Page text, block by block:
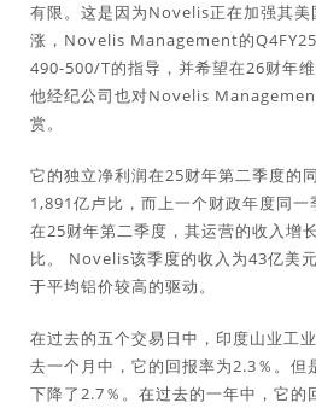
有限。这是因为Novelis正在加强其美
涨，Novelis Management的
490-500/T的指导，并希望在26财年
他经纪公司也对Novelis
赏。
它的独立净利润在25财年第二季度的
1,891亿卢比，而上一个财政年度同一
在25财年第二季度，其运营的收入增
比。 Novelis该季度的收入为43亿美
于平均铝价较高的驱动。
在过去的五个交易日中，印度山业工
去一个月中，它的回报率为2.3％。但
下降了2.7％。在过去的一年中，它的